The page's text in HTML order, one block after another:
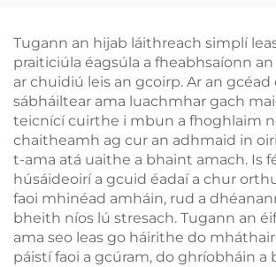
Tugann an hijab láithreach simplí
praiticiúla éagsúla a fheabhsaíonn
ar chuidiú leis an gcoirp. Ar an gcéad
sábháiltear ama luachmhar gach
teicnící cuirthe i mbun a fhoghlaim
chaitheamh ag cur an adhmaid in
t-ama atá uaithe a bhaint amach. Is
húsáideoirí a gcuid éadaí a chur
faoi mhinéad amháin, rud a
bheith níos lú stresach. Tugann an
ama seo leas go háirithe do
páistí faoi a gcúram, do ghríobháin a